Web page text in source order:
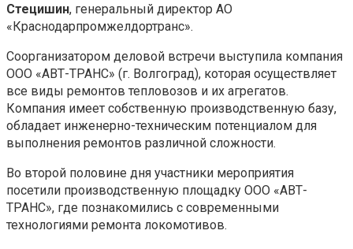
Стецишин, генеральный директор АО
«Краснодарпромжелдортранс».
Соорганизатором деловой встречи выступила компания
ООО «АВТ-ТРАНС» (г. Волгоград), которая осуществляет
все виды ремонтов тепловозов и их агрегатов.
Компания имеет собственную производственную базу,
обладает инженерно-техническим потенциалом для
выполнения ремонтов различной сложности.
Во второй половине дня участники мероприятия
посетили производственную площадку ООО «АВТ-
ТРАНС», где познакомились с современными
технологиями ремонта локомотивов.